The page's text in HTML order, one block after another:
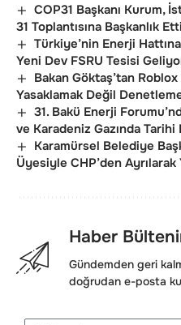
COP31 Başkanı Kurum,
31 Toplantısına Başkanlık Etti
Türkiye’nin Enerji
Yeni Dev FSRU Tesisi
Bakan Göktaş’tan Roblox
Yasaklamak Değil
31. Bakü Enerji
ve Karadeniz Gazında Tarihi
Karamürsel Belediye
Üyesiyle CHP’den
Haber
Gündemden geri
doğrudan e-posta